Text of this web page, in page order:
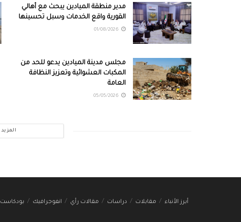
مدير منطقة الميادين يبحث مع أهالي
القورية واقع الخدمات وسبل تحسينها
مجلس مدينة الميادين يدعو للحد من
المكبات العشوائية وتعزيز النظافة
العامة
المزيد
أبرز الأنباء مقابلات دراسات مقالات رأي انفوجرافيك بودكاست